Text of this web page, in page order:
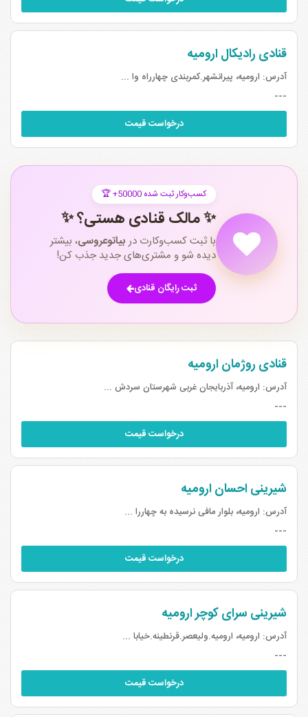
قنادی رادیکال ارومیه
آدرس: ارومیه، پیرانشهر.کمربندی چهارراه وا ...
---
درخواست قیمت
🏆 +50000 کسب‌وکار ثبت شده
✨ مالک قنادی هستی؟ ✨
با ثبت کسب‌وکارت دربیاتوعروسی، بیشتر
دیده شو و مشتری‌های جدید جذب کن!
ثبت رایگان قنادی
قنادی روژمان ارومیه
آدرس: ارومیه، آذربایجان غربی شهرستان سردش ...
---
درخواست قیمت
شیرینی احسان ارومیه
آدرس: ارومیه، بلوار مافی نرسیده به چهاررا ...
---
درخواست قیمت
شیرینی سرای کوچر ارومیه
آدرس: ارومیه، ارومیه.ولیعصر.قرنطینه.خیابا ...
---
درخواست قیمت